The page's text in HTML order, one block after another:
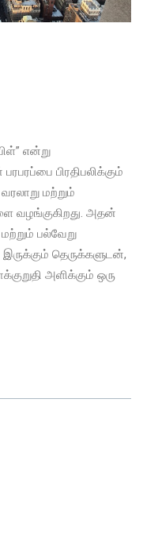
என்று
பிரதிபலிக்கும்
மற்றும்
வழங்குகிறது. அதன்
பல்வேறு
தெருக்களுடன்,
அளிக்கும் ஒரு